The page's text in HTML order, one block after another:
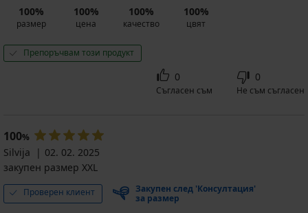
код
ALL25
код
ALL25
ALL25
ALL25
100%
размер
100%
цена
100%
качество
100%
цвят
Препоръчвам този продукт
0
Съгласен съм
0
Не съм съгласен
100%
Silvija
02. 02. 2025
закупен размер XXL
Проверен клиент
Закупен след 'Консултация'
за размер